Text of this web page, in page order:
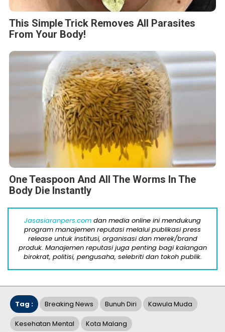
This Simple Trick Removes All Parasites
From Your Body!
One Teaspoon And All The Worms In The
Body Die Instantly
Jasasiaranpers.com dan media online ini mendukung
program manajemen reputasi melalui publikasi press
release untuk institusi, organisasi dan merek/brand
produk. Manajemen reputasi juga penting bagi kalangan
birokrat, politisi, pengusaha, selebriti dan tokoh publik.
Tag : Breaking News Bunuh Diri Kawula Muda
Kesehatan Mental Kota Malang